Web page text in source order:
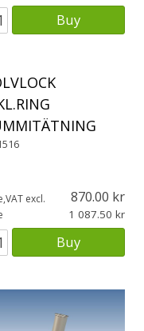
Buy
excl. 870.00
1 087.50
Buy